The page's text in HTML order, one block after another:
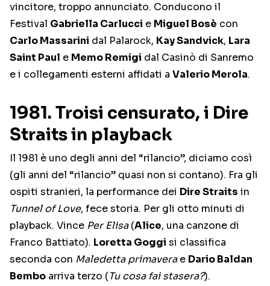
vincitore, troppo annunciato. Conducono il
Festival Gabriella Carlucci e Miguel Bosè con
Carlo Massarini dal Palarock, Kay Sandvick, Lara
Saint Paul e Memo Remigi dal Casinò di Sanremo
e i collegamenti esterni affidati a Valerio Merola.
1981. Troisi censurato, i Dire
Straits in playback
Il 1981 è uno degli anni del “rilancio”, diciamo così
(gli anni del “rilancio” quasi non si contano). Fra gli
ospiti stranieri, la performance dei Dire Straits in
Tunnel of Love, fece storia. Per gli otto minuti di
playback. Vince Per Elisa(Alice, una canzone di
Franco Battiato). Loretta Goggi si classifica
seconda con Maledetta primaverae Dario Baldan
Bembo arriva terzo (Tu cosa fai stasera?).